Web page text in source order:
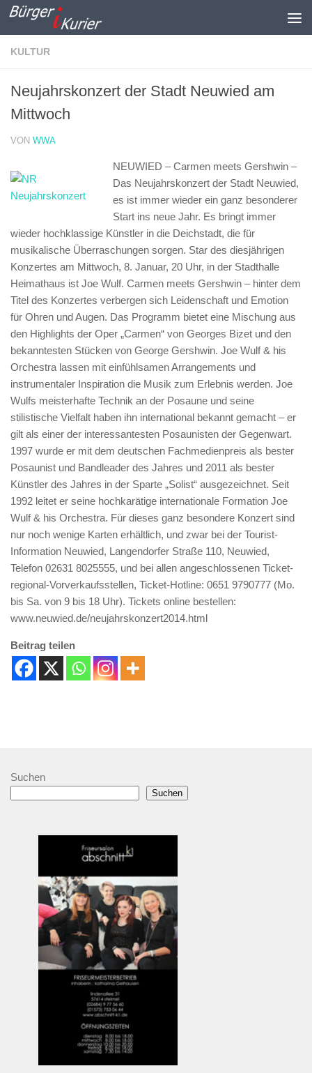
Zum Inhalt springen
KULTUR
Neujahrskonzert der Stadt Neuwied am
Mittwoch
VON WWA
NEUWIED – Carmen meets Gershwin –
Das Neujahrskonzert der Stadt Neuwied,
es ist immer wieder ein ganz besonderer
Start ins neue Jahr. Es bringt immer
wieder hochklassige Künstler in die Deichstadt, die für
musikalische Überraschungen sorgen. Star des diesjährigen
Konzertes am Mittwoch, 8. Januar, 20 Uhr, in der Stadthalle
Heimathaus ist Joe Wulf. Carmen meets Gershwin – hinter dem
Titel des Konzertes verbergen sich Leidenschaft und Emotion
für Ohren und Augen. Das Programm bietet eine Mischung aus
den Highlights der Oper „Carmen“ von Georges Bizet und den
bekanntesten Stücken von George Gershwin. Joe Wulf & his
Orchestra lassen mit einfühlsamen Arrangements und
instrumentaler Inspiration die Musik zum Erlebnis werden. Joe
Wulfs meisterhafte Technik an der Posaune und seine
stilistische Vielfalt haben ihn international bekannt gemacht – er
gilt als einer der interessantesten Posaunisten der Gegenwart.
1997 wurde er mit dem deutschen Fachmedienpreis als bester
Posaunist und Bandleader des Jahres und 2011 als bester
Künstler des Jahres in der Sparte „Solist“ ausgezeichnet. Seit
1992 leitet er seine hochkarätige internationale Formation Joe
Wulf & his Orchestra. Für dieses ganz besondere Konzert sind
nur noch wenige Karten erhältlich, und zwar bei der Tourist-
Information Neuwied, Langendorfer Straße 110, Neuwied,
Telefon 02631 8025555, und bei allen angeschlossenen Ticket-
regional-Vorverkaufsstellen, Ticket-Hotline: 0651 9790777 (Mo.
bis Sa. von 9 bis 18 Uhr). Tickets online bestellen:
www.neuwied.de/neujahrskonzert2014.html
Beitrag teilen
Suchen
Suchen